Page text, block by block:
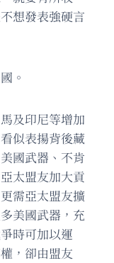
想發表強硬言
。
及印尼等增加
似表揚背後藏
國武器、不肯
太盟友加大貢
需亞太盟友擴
美國武器，充
時可加以運
，卻由盟友